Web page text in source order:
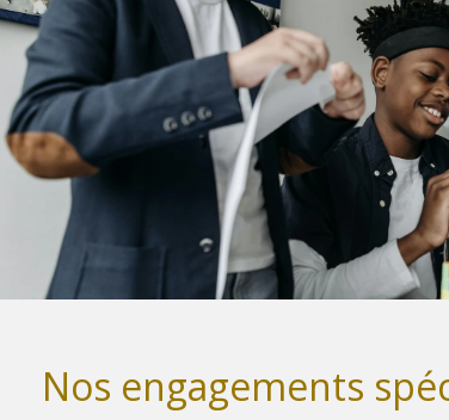
Nos engagements